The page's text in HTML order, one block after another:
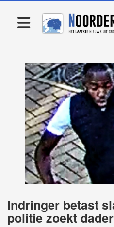
Indringer betast
politie zoekt dader